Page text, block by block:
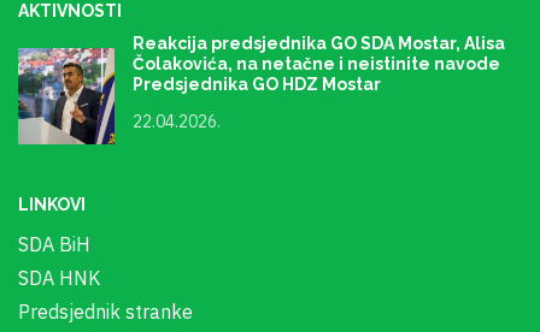
AKTIVNOSTI
Reakcija predsjednika GO SDA Mostar, Alisa
Čolakovića, na netačne i neistinite navode
Predsjednika GO HDZ Mostar
22.04.2026.
LINKOVI
SDA BiH
SDA HNK
Predsjednik stranke